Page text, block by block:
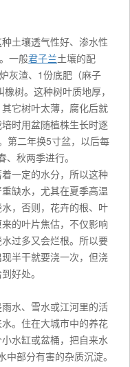
土壤透气性好、渗水性
一般君子兰土壤的配
灰渣、1份底肥（麻子
树。这种树叶质地厚，
它树叶太薄，腐化后就
时用盆随植株生长时逐
第二年换5寸盆，以后每
秋两季进行。
一定的水分，所以这种
缺水，尤其在夏季高温
，否则，花卉的根、叶
的叶片焦估，不仅影响
过多又会烂根。所以要
半干就要浇一次，但浇
好处。
水、雪水或江河里的活
。住在大城市中的养花
水缸或盆桶，把自来水
部分有害的杂质沉淀。